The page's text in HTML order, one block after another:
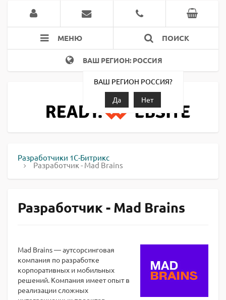
МЕНЮ ПОИСК
ВАШ РЕГИОН: РОССИЯ
ВАШ РЕГИОН РОССИЯ?
Да
Нет
Разработчики 1С-Битрикс
Разработчик - Mad Brains
Разработчик - Mad Brains
Mad Brains — аутсорсинговая
компания по разработке
корпоративных и мобильных
решений. Компания имеет опыт в
реализации сложных